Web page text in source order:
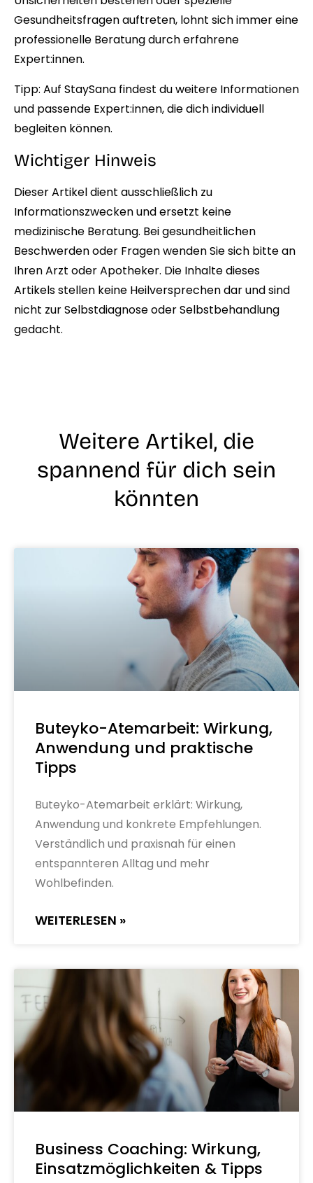
Gesundheitsfragen auftreten, lohnt sich immer eine
professionelle Beratung durch erfahrene
Expert:innen.
Tipp: Auf StaySana findest du weitere Informationen
und passende Expert:innen, die dich individuell
begleiten können.
Wichtiger Hinweis
Dieser Artikel dient ausschließlich zu
Informationszwecken und ersetzt keine
medizinische Beratung. Bei gesundheitlichen
Beschwerden oder Fragen wenden Sie sich bitte an
Ihren Arzt oder Apotheker. Die Inhalte dieses
Artikels stellen keine Heilversprechen dar und sind
nicht zur Selbstdiagnose oder Selbstbehandlung
gedacht.
Weitere Artikel, die
spannend für dich sein
könnten
Buteyko-Atemarbeit: Wirkung,
Anwendung und praktische
Tipps
Buteyko-Atemarbeit erklärt: Wirkung,
Anwendung und konkrete Empfehlungen.
Verständlich und praxisnah für einen
entspannteren Alltag und mehr
Wohlbefinden.
WEITERLESEN »
Business Coaching: Wirkung,
Einsatzmöglichkeiten & Tipps